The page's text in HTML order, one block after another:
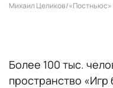
Михаил Целиков/«Постньюс»
Более 100 тыс.
пространство «Игр